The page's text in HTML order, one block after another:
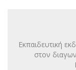
Εκπαιδευτική
στον